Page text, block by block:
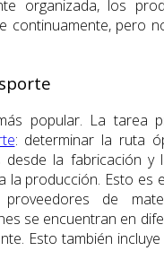
organizada, los
continuamente, pero
popular. La tarea
: determinar la ruta
desde la fabricación y
la producción. Esto es
de
se encuentran en
Esto también incluye